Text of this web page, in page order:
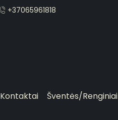
+37065961818
Kontaktai Šventės/Renginiai